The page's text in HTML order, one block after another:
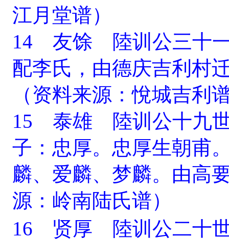
江月堂谱）
14 友馀 陸训公三十一
配李氏，由德庆吉利村
（资料来源：悅城吉利
15 泰雄 陸训公十九世
子：忠厚。忠厚生朝甫
麟、爱麟、梦麟。由高
源：岭南陆氏谱）
16 贤厚 陸训公二十